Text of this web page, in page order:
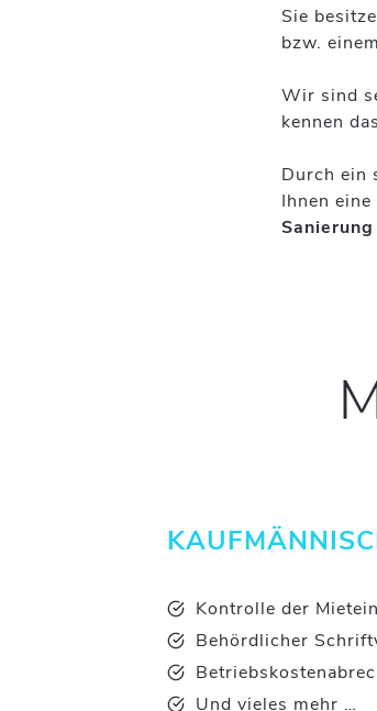
Sie
bzw. einem
Wir sind
kennen
Durch ein
Ihnen
Sanierung
Kontrolle der
Behördlicher
Und vieles mehr …